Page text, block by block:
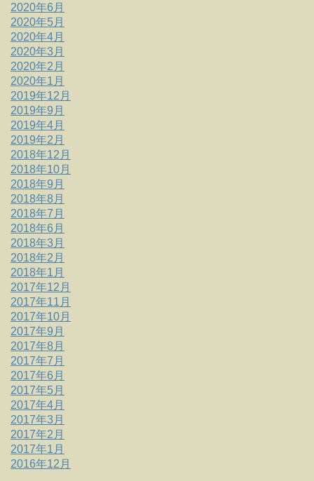
2020年6月
2020年5月
2020年4月
2020年3月
2020年2月
2020年1月
2019年12月
2019年9月
2019年4月
2019年2月
2018年12月
2018年10月
2018年9月
2018年8月
2018年7月
2018年6月
2018年3月
2018年2月
2018年1月
2017年12月
2017年11月
2017年10月
2017年9月
2017年8月
2017年7月
2017年6月
2017年5月
2017年4月
2017年3月
2017年2月
2017年1月
2016年12月